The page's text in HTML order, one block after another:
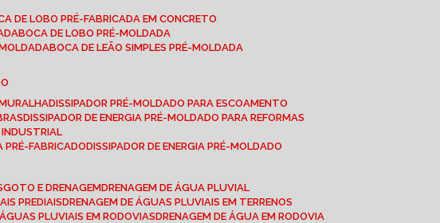
DE LOBO PRÉ-FABRICADA EM CONCRETO
BOCA DE LOBO PRÉ-MOLDADA
BOCA DE LEÃO SIMPLES PRÉ-MOLDADA
MURALHA DISSIPADOR PRÉ-MOLDADO PARA ESCOAMENTO
DISSIPADOR DE ENERGIA PRÉ-MOLDADO PARA REFORMAS
INDUSTRIAL
PRÉ-FABRICADO DISSIPADOR DE ENERGIA PRÉ-MOLDADO
E DRENAGEM DRENAGEM DE ÁGUA PLUVIAL
PREDIAIS DRENAGEM DE ÁGUAS PLUVIAIS EM TERRENOS
ÁGUAS PLUVIAIS EM RODOVIAS DRENAGEM DE ÁGUA EM RODOVIA